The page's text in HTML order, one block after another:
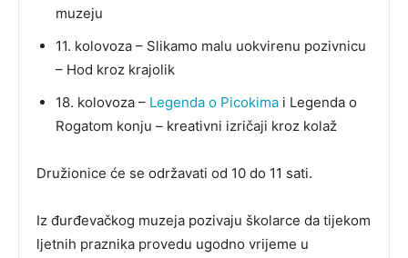
muzeju
11. kolovoza – Slikamo malu uokvirenu pozivnicu
– Hod kroz krajolik
18. kolovoza – Legenda o Picokima i Legenda o
Rogatom konju – kreativni izričaji kroz kolaž
Družionice će se održavati od 10 do 11 sati.
Iz đurđevačkog muzeja pozivaju školarce da tijekom
ljetnih praznika provedu ugodno vrijeme u